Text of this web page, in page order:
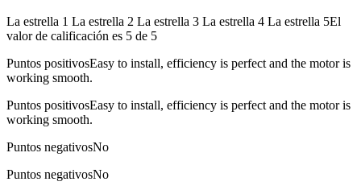
La estrella 1 La estrella 2 La estrella 3 La estrella 4 La estrella 5El
valor de calificación es 5 de 5
Puntos positivosEasy to install, efficiency is perfect and the motor is
working smooth.
Puntos positivosEasy to install, efficiency is perfect and the motor is
working smooth.
Puntos negativosNo
Puntos negativosNo